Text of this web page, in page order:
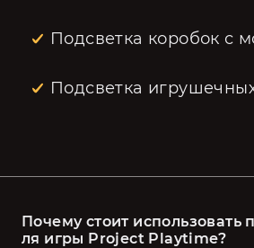
Подсветка коробок с
Подсветка
Почему стоит использовать
ля игры Project Playtime?